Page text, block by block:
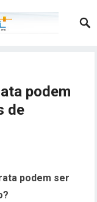
podem
de
podem ser